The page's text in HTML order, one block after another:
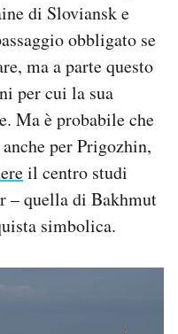
di Sloviansk e
obbligato se
ma a parte questo
per cui la sua
Ma è probabile che
per Prigozhin,
il centro studi
– quella di Bakhmut
simbolica.